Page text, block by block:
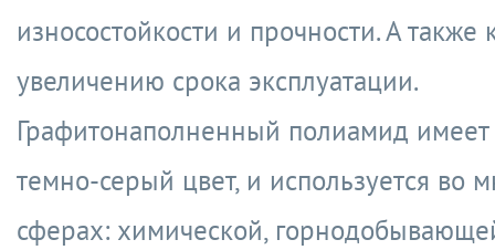
износостойкости и прочности. А также
увеличению срока эксплуатации.
Графитонаполненный полиамид
темно-серый цвет, и используется во
сферах: химической,